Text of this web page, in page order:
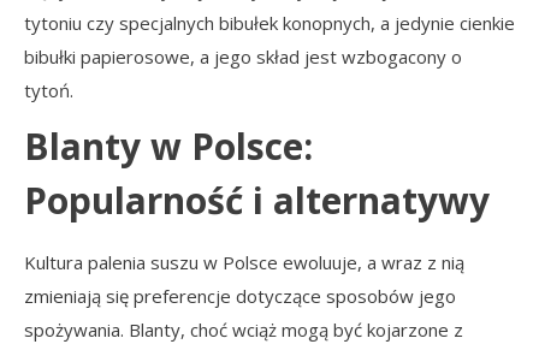
tytoniu czy specjalnych bibułek konopnych, a jedynie cienkie
bibułki papierosowe, a jego skład jest wzbogacony o
tytoń.
Blanty w Polsce:
Popularność i alternatywy
Kultura palenia suszu w Polsce ewoluuje, a wraz z nią
zmieniają się preferencje dotyczące sposobów jego
spożywania. Blanty, choć wciąż mogą być kojarzone z